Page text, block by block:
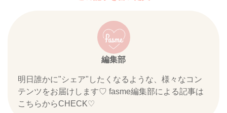
編集部
明日誰かに"シェア"したくなるような、様々なコン
テンツをお届けします♡ fasme編集部による記事は
こちらからCHECK♡